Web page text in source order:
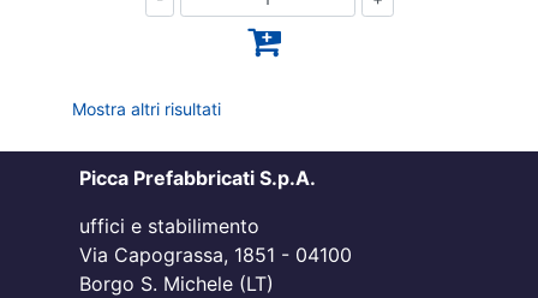
Mostra altri risultati
Picca Prefabbricati S.p.A.
uffici e stabilimento
Via Capograssa, 1851 - 04100
Borgo S. Michele (LT)